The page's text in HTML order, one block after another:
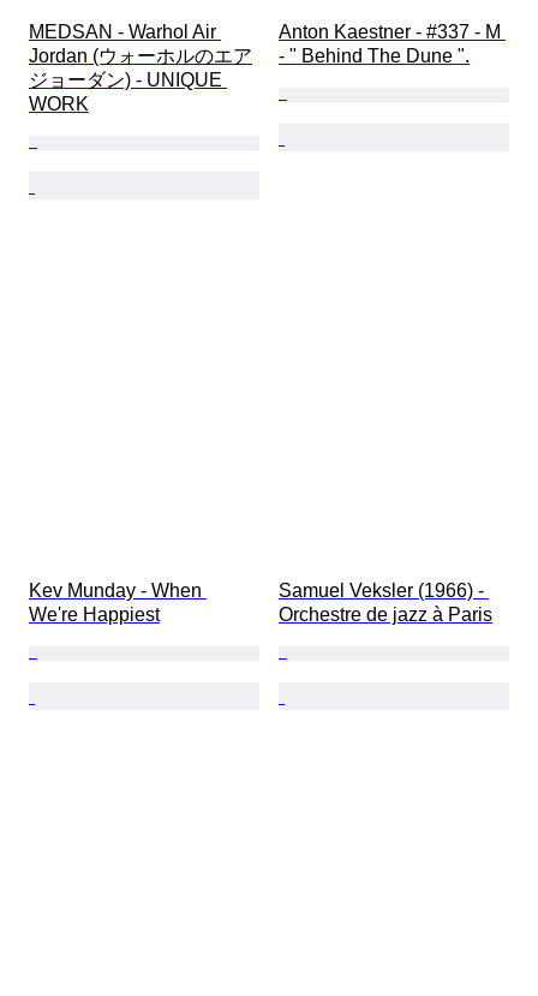
MEDSAN - Warhol Air
Jordan (ウォーホルのエア
ジョーダン) - UNIQUE
WORK
Anton Kaestner - #337 - M
- " Behind The Dune ".
Kev Munday - When
We're Happiest
Samuel Veksler (1966) -
Orchestre de jazz à Paris